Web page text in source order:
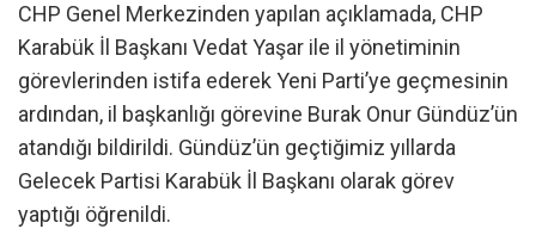
CHP Genel Merkezinden yapılan açıklamada, CHP
Karabük İl Başkanı Vedat Yaşar ile il yönetiminin
görevlerinden istifa ederek Yeni Parti’ye geçmesinin
ardından, il başkanlığı görevine Burak Onur Gündüz’ün
atandığı bildirildi. Gündüz’ün geçtiğimiz yıllarda
Gelecek Partisi Karabük İl Başkanı olarak görev
yaptığı öğrenildi.